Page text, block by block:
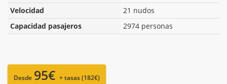
Velocidad
21 nudos
Capacidad pasajeros
2974 personas
Desde 95€ + tasas (182€)